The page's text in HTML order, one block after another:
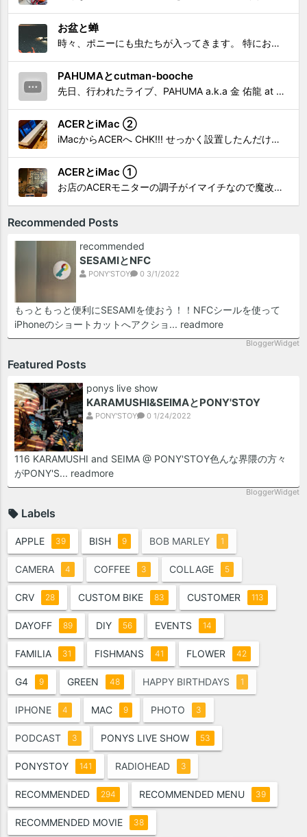
お盆と蝉
時々、ポニーにも虫たちが入ってきます。 特にお盆の頃はどの虫かと気になり探してしまう。 今まではキリギリスやすいっちょん、今思えば今年は蝉だったのかな。
PAHUMAとcutman-booche
先日、行われたライブ、PAHUMA a.k.a 金 佑龍 at PONY'STOYから〜 cutman-booche時代の楽曲「立ち上がれ」を映像化させてもらいました。 茅ヶ崎の名店 FROGGIES〜さんで ウリョンはマンススリー・ライブを行っています！ そのライブでウ...
ACERとiMac ②
iMacからACERへ CHK!!! せっかく設置したんだけど〜 画面が真っ暗じゃしょうがないわな。 元のACERモニターを再度、設置🔥 画面のチラツキ、乱れなど不具合、多めですが 見れないより良い。 iMacへ繋いだ時、疑問があった。 せっかくの解像度を生かしてないこと。 2...
ACERとiMac ①
お店のACERモニターの調子がイマイチなので魔改造したiMacと入れ替え 外は豪雨、何処へも行かない火曜。 コツコツ作業スタートです!!! CHK!!! 何年かぶりにモニターを降ろした。 配線がぐちゃぐちゃ😂 要らないケーブルなど、使っていない部材などなど片付けて、拭き掃除w。...
Recommended Posts
recommended
SESAMIとNFC
PONY'STOY 0 3/1/2022
もっともっと便利にSESAMIを使おう！！NFCシールを使って
iPhoneのショートカットへアクショ... readmore
BloggerWidget
Featured Posts
ponys live show
KARAMUSHI&SEIMAとPONY'STOY
PONY'STOY 0 1/24/2022
116 KARAMUSHI and SEIMA @ PONY'STOY色んな界隈の方々
がPONY'S... readmore
BloggerWidget
Labels
APPLE 39 BISH 9 BOB MARLEY 1
CAMERA 4 COFFEE 3 COLLAGE 5
CRV 28 CUSTOM BIKE 83 CUSTOMER 113
DAYOFF 89 DIY 56 EVENTS 14
FAMILIA 31 FISHMANS 41 FLOWER 42
G4 9 GREEN 48 HAPPY BIRTHDAYS 1
IPHONE 4 MAC 9 PHOTO 3
PODCAST 3 PONYS LIVE SHOW 53
PONYSTOY 141 RADIOHEAD 3
RECOMMENDED 294 RECOMMENDED MENU 39
RECOMMENDED MOVIE 38